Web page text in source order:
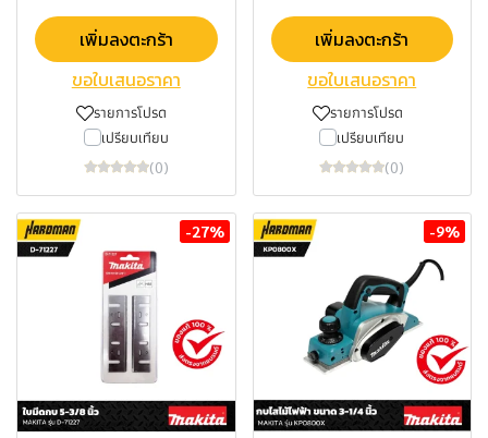
เพิ่มลงตะกร้า
ขอใบเสนอราคา
รายการโปรด
เปรียบเทียบ
(0)
เพิ่มลงตะกร้า
ขอใบเสนอราคา
รายการโปรด
เปรียบเทียบ
(0)
-27% -9%